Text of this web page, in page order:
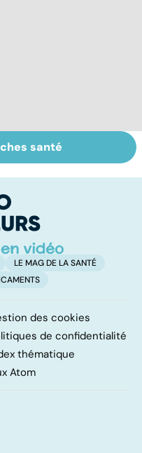
dormir,
sans
santé
LE MAG DE LA SANTÉ
des cookies
de confidentialité
thématique
Atom